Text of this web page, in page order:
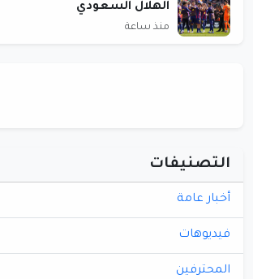
الهلال السعودي
منذ ساعة
التصنيفات
أخبار عامة
فيديوهات
المحترفين